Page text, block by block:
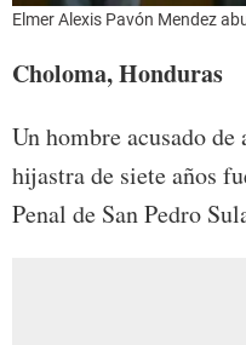
Elmer Alexis Pavón Mendez
Choloma, Honduras
Un hombre acusado de
hijastra de siete años
Penal de San Pedro